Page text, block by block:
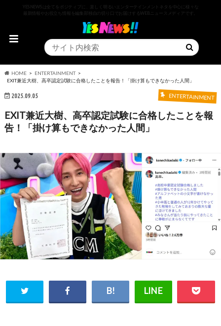
YESNEWSは全てをポジティブに、楽しく明るいエンターテインメントネタを中心に様々な
最新情報やお役立ち情報を編集部独自の切り口でお届けするWEBニュースメディアです。
HOME
ENTERTAINMENT
EXIT兼近大樹、高卒認定試験に合格したことを報告！「掛け算もできなかった人間」
2025.09.05 ENTERTAINMENT
EXIT兼近大樹、高卒認定試験に合格したことを報
告！「掛け算もできなかった人間」